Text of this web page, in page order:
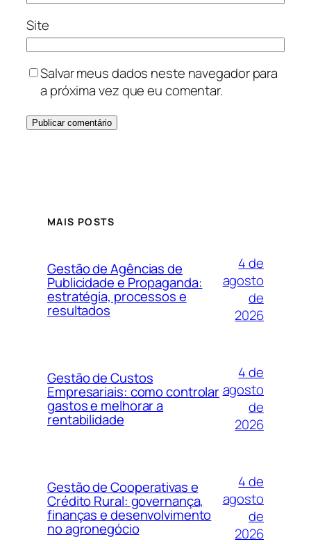
Site
Salvar meus dados neste navegador para
a próxima vez que eu comentar.
MAIS POSTS
Gestão de Agências de
Publicidade e Propaganda:
estratégia, processos e
resultados
4 de
agosto
de
2026
Gestão de Custos
Empresariais: como controlar
gastos e melhorar a
rentabilidade
4 de
agosto
de
2026
Gestão de Cooperativas e
Crédito Rural: governança,
finanças e desenvolvimento
no agronegócio
4 de
agosto
de
2026